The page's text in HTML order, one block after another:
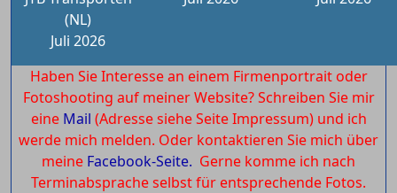
(NL)
Juli 2026
Haben Sie Interesse an einem Firmenportrait oder
Fotoshooting auf meiner Website? Schreiben Sie mir
eine Mail (Adresse siehe Seite Impressum) und ich
werde mich melden. Oder kontaktieren Sie mich über
meine Facebook-Seite. Gerne komme ich nach
Terminabsprache selbst für entsprechende Fotos.